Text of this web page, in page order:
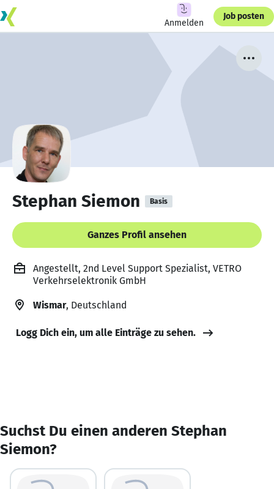
Anmelden
Job posten
Stephan Siemon Basis
Ganzes Profil ansehen
Angestellt, 2nd Level Support Spezialist, VETRO
Verkehrselektronik GmbH
Wismar, Deutschland
Logg Dich ein, um alle Einträge zu sehen.
Suchst Du einen anderen Stephan
Siemon?